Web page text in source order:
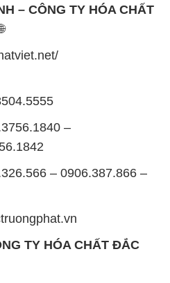
sự hỗ trợ tốt nhất cho
suất công việc cao
TY HÓA CHẤT ĐẮC
1A, Phường Bình Trị
Sài Gòn TP. Hồ Chí